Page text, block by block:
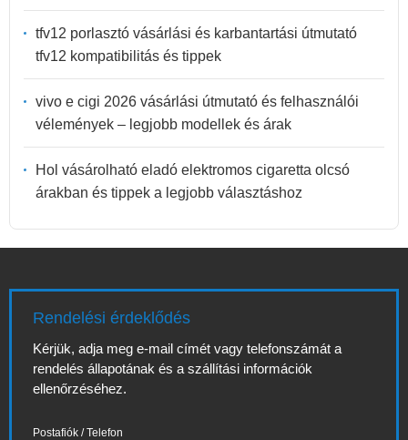
tfv12 porlasztó vásárlási és karbantartási útmutató
tfv12 kompatibilitás és tippek
vivo e cigi 2026 vásárlási útmutató és felhasználói
vélemények – legjobb modellek és árak
Hol vásárolható eladó elektromos cigaretta olcsó
árakban és tippek a legjobb választáshoz
Rendelési érdeklődés
Kérjük, adja meg e-mail címét vagy telefonszámát a
rendelés állapotának és a szállítási információk
ellenőrzéséhez.
Postafiók / Telefon